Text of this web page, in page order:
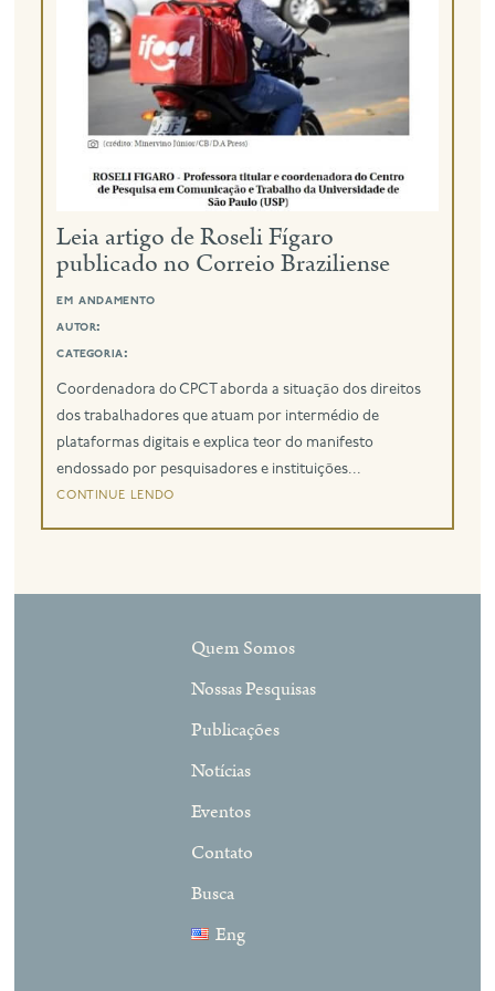
eng
Leia artigo de Roseli Fígaro
publicado no Correio Braziliense
em andamento
autor:
categoria:
Coordenadora do CPCT aborda a situação dos direitos
dos trabalhadores que atuam por intermédio de
plataformas digitais e explica teor do manifesto
endossado por pesquisadores e instituições...
continue lendo
Quem Somos
Nossas Pesquisas
Publicações
Notícias
Eventos
Contato
Busca
Eng